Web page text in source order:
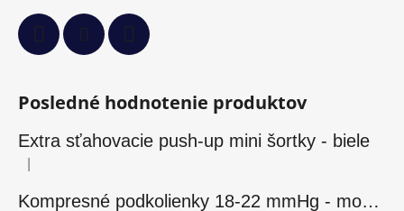
Posledné hodnotenie produktov
Extra sťahovacie push-up mini šortky - biele
Hodnotenie produktu je 5 z 5 hviezdičiek.
Kompresné podkolienky 18-22 mmHg - modré